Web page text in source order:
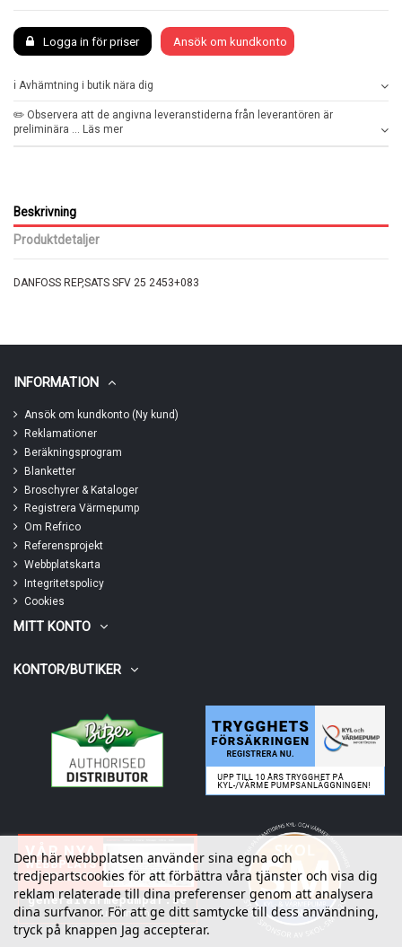
Logga in för priser Ansök om kundkonto
ℹ️ Avhämtning i butik nära dig
✏️ Observera att de angivna leveranstiderna från leverantören är
preliminära ... Läs mer
Beskrivning
Produktdetaljer
DANFOSS REP,SATS SFV 25 2453+083
INFORMATION
Ansök om kundkonto (Ny kund)
Reklamationer
Beräkningsprogram
Blanketter
Broschyrer & Kataloger
Registrera Värmepump
Om Refrico
Referensprojekt
Webbplatskarta
Integritetspolicy
Cookies
MITT KONTO
KONTOR/BUTIKER
Den här webbplatsen använder sina egna och
tredjepartscookies för att förbättra våra tjänster och visa dig
reklam relaterade till dina preferenser genom att analysera
dina surfvanor. För att ge ditt samtycke till dess användning,
tryck på knappen Jag accepterar.